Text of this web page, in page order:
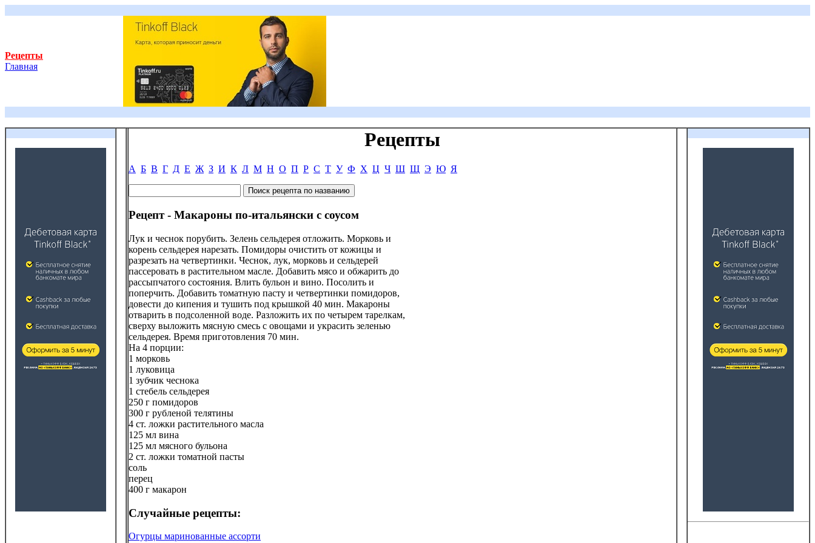
Рецепты
Главная
Рецепты
А Б В Г Д Е Ж З И К Л М Н О П Р С Т У Ф Х Ц Ч Ш Щ Э Ю Я
Рецепт - Макароны по-итальянски с соусом
Лук и чеснок порубить. Зелень сельдерея отложить. Морковь и
корень сельдерея нарезать. Помидоры очистить от кожицы и
разрезать на четвертинки. Чеснок, лук, морковь и сельдерей
пассеровать в растительном масле. Добавить мясо и обжарить до
рассыпчатого состояния. Влить бульон и вино. Посолить и
поперчить. Добавить томатную пасту и четвертинки помидоров,
довести до кипения и тушить под крышкой 40 мин. Макароны
отварить в подсоленной воде. Разложить их по четырем тарелкам,
сверху выложить мясную смесь с овощами и украсить зеленью
сельдерея. Время приготовления 70 мин.
На 4 порции:
1 морковь
1 луковица
1 зубчик чеснока
1 стебель сельдерея
250 г помидоров
300 г рубленой телятины
4 ст. ложки растительного масла
125 мл вина
125 мл мясного бульона
2 ст. ложки томатной пасты
соль
перец
400 г макарон
Случайные рецепты:
Огурцы маринованные ассорти